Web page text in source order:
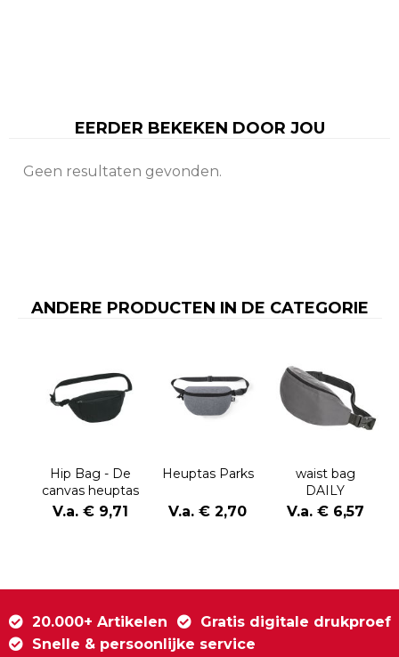
EERDER BEKEKEN DOOR JOU
Geen resultaten gevonden.
ANDERE PRODUCTEN IN DE CATEGORIE
Hip Bag - De
canvas heuptas
V.a. € 9,71
Heuptas Parks
V.a. € 2,70
waist bag
DAILY
V.a. € 6,57
20.000+ Artikelen
Gratis digitale drukproef
Snelle & persoonlijke service